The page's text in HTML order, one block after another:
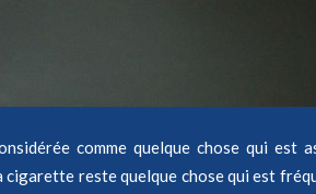
comme quelque chose qui est
reste quelque chose qui est